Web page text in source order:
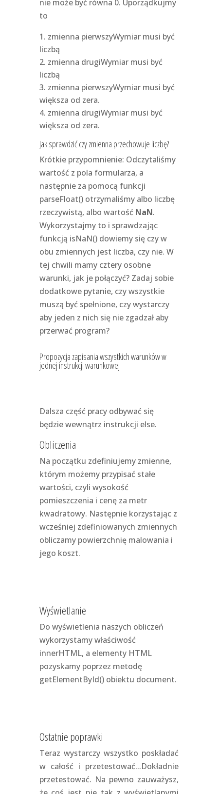
nie może być równa 0. Uporządkujmy
to
zmienna pierwszyWymiar musi być
liczbą
zmienna drugiWymiar musi być
liczbą
zmienna pierwszyWymiar musi być
większa od zera.
zmienna drugiWymiar musi być
większa od zera.
Jak sprawdzić czy zmienna przechowuje liczbę?
Krótkie przypomnienie: Odczytaliśmy
wartość z pola formularza, a
następnie za pomocą funkcji
parseFloat() otrzymaliśmy albo liczbę
rzeczywistą, albo wartość NaN.
Wykorzystajmy to i sprawdzając
funkcją isNaN() dowiemy się czy w
obu zmiennych jest liczba, czy nie. W
tej chwili mamy cztery osobne
warunki, jak je połączyć? Zadaj sobie
dodatkowe pytanie, czy wszystkie
muszą być spełnione, czy wystarczy
aby jeden z nich się nie zgadzał aby
przerwać program?
Propozycja zapisania wszystkich warunków w
jednej instrukcji warunkowej
Dalsza część pracy odbywać się
będzie wewnątrz instrukcji else.
Obliczenia
Na początku zdefiniujemy zmienne,
którym możemy przypisać stałe
wartości, czyli wysokość
pomieszczenia i cenę za metr
kwadratowy. Następnie korzystając z
wcześniej zdefiniowanych zmiennych
obliczamy powierzchnię malowania i
jego koszt.
Wyświetlanie
Do wyświetlenia naszych obliczeń
wykorzystamy właściwość
innerHTML, a elementy HTML
pozyskamy poprzez metodę
getElementById() obiektu document.
Ostatnie poprawki
Teraz wystarczy wszystko poskładać
w całość i przetestować...Dokładnie
przetestować. Na pewno zauważysz,